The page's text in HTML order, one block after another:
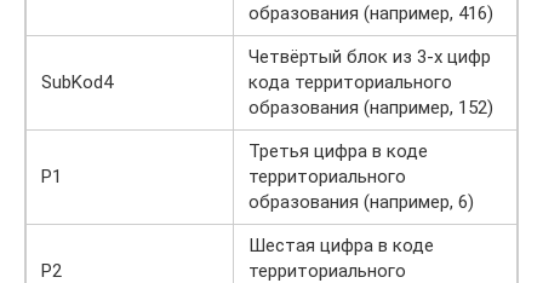
образования (например, 416)
SubKod4
Четвёртый блок из 3-х цифр
кода территориального
образования (например, 152)
P1
Третья цифра в коде
территориального
образования (например, 6)
P2
Шестая цифра в коде
территориального